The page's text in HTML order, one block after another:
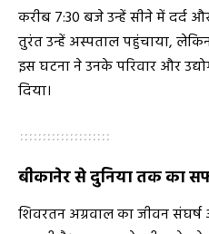
करीब 7:30 बजे उन्हें सीने में दर्द
तुरंत उन्हें अस्पताल पहुंचाया,
इस घटना ने उनके परिवार और
दिया।
बीकानेर से दुनिया तक का
शिवरतन अग्रवाल का जीवन